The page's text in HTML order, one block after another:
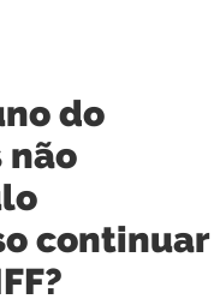
do
não
continuar